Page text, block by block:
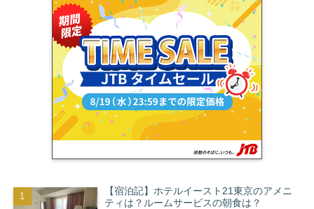
【宿泊記】ホテルイースト21東京のアメニ
ティは？ルームサービスの朝食は？